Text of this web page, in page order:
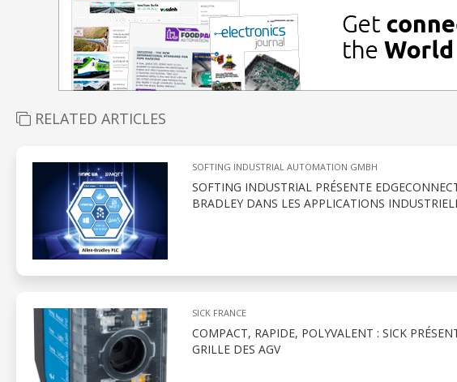
RELATED ARTICLES
SOFTING INDUSTRIAL AUTOMATION GMBH
SOFTING INDUSTRIAL PRÉSENTE
BRADLEY DANS LES APPLICATIONS
SICK FRANCE
COMPACT, RAPIDE, POLYVALENT : SICK
GRILLE DES AGV